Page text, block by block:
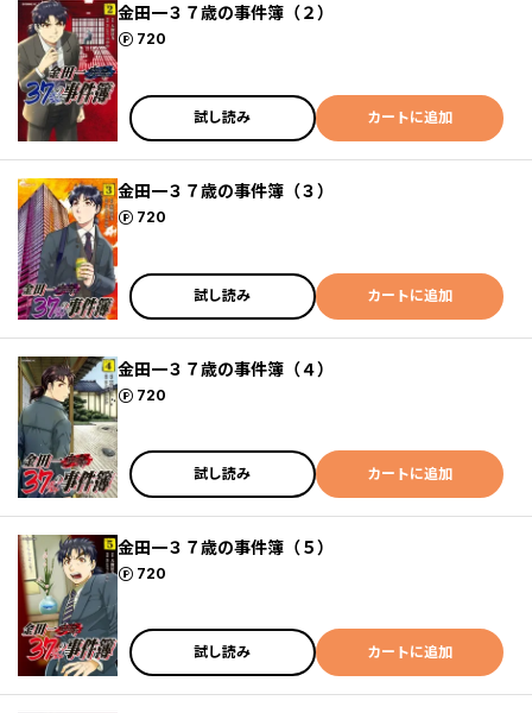
金田一３７歳の事件簿（２）
720
ポイント
試し読み カートに追加
金田一３７歳の事件簿（３）
720
ポイント
試し読み カートに追加
金田一３７歳の事件簿（４）
720
ポイント
試し読み カートに追加
金田一３７歳の事件簿（５）
720
ポイント
試し読み カートに追加